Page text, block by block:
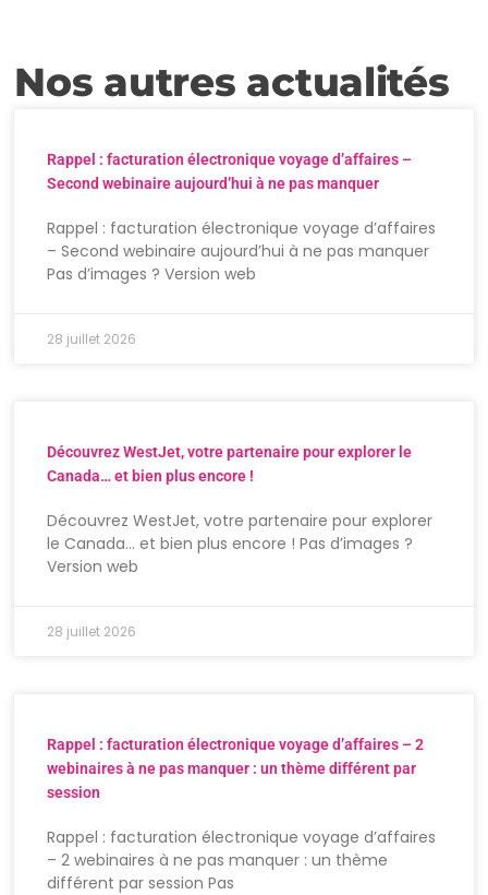
Nos autres actualités
Rappel : facturation électronique voyage d’affaires –
Second webinaire aujourd’hui à ne pas manquer
Rappel : facturation électronique voyage d’affaires
– Second webinaire aujourd’hui à ne pas manquer
Pas d’images ? Version web
28 juillet 2026
Découvrez WestJet, votre partenaire pour explorer le
Canada… et bien plus encore !
Découvrez WestJet, votre partenaire pour explorer
le Canada… et bien plus encore ! Pas d’images ?
Version web
28 juillet 2026
Rappel : facturation électronique voyage d’affaires – 2
webinaires à ne pas manquer : un thème différent par
session
Rappel : facturation électronique voyage d’affaires
– 2 webinaires à ne pas manquer : un thème
différent par session Pas